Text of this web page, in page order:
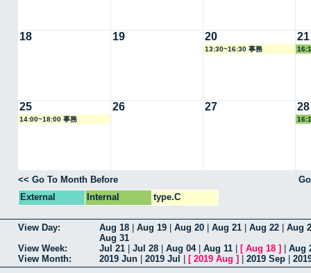
18 19 20
13:30~16:30 事務
21
25
14:00~18:00 事務
26 27 28
<< Go To Month Before
External
Internal type.C
View Day: Aug 18 Aug 19 Aug 20 Aug 21 Aug 22
Aug
Aug 31
View Week:
Jul 21 Jul 28 Aug 04| Aug 11 [ Aug 18 ]
Aug
View Month:
2019 Jun 2019 Jul [ 2019 Aug ] 2019 Sep